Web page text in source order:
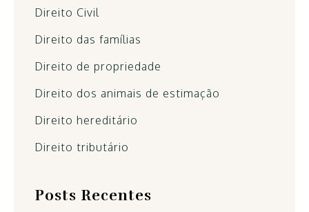
Direito Civil
Direito das famílias
Direito de propriedade
Direito dos animais de estimação
Direito hereditário
Direito tributário
Posts Recentes